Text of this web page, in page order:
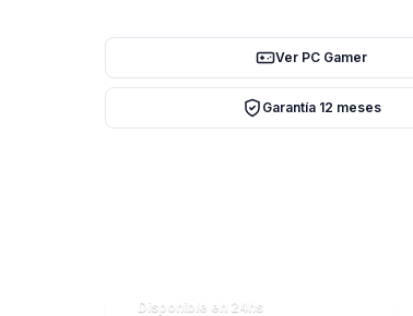
Ver PC Gamer
Garantía 12 meses
Disponible en 24hs